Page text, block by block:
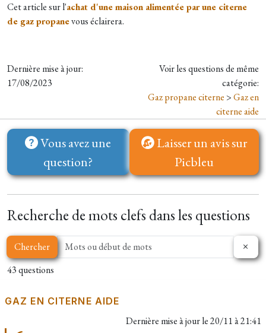
Cet article sur l'achat d'une maison alimentée par une citerne
de gaz propanevous éclairera.
Dernière mise à jour:
17/08/2023
Voir les questions de même
catégorie:
Gaz propane citerne >Gaz en
citerne aide
Vous avez une
question?
Laisser un avis sur
Picbleu
Recherche de mots clefs dans les questions
Chercher
43 questions
GAZ EN CITERNE AIDE
Dernière mise à jour le20/11 à 21:41